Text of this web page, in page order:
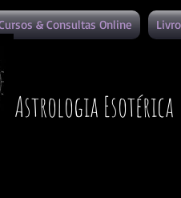
Astrologia Esotérica
& Consultas Online